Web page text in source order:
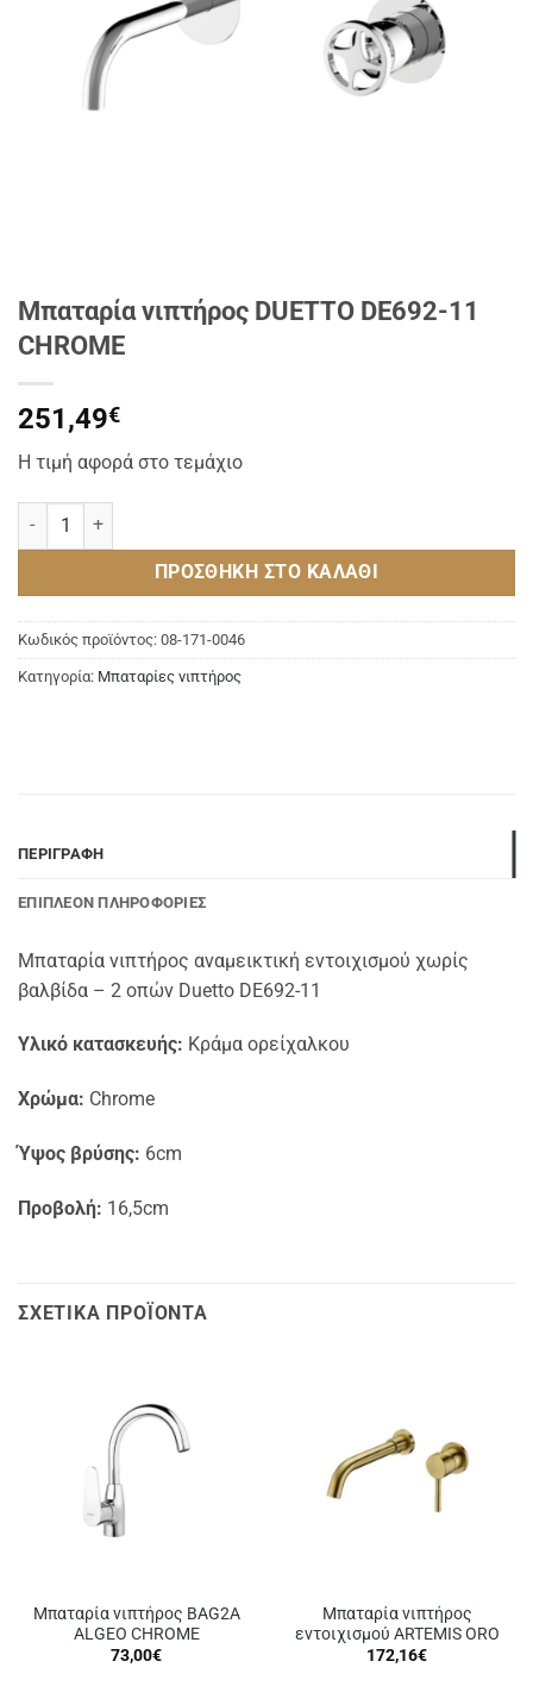
Μπαταρία νιπτήρος DUETTO DE692-11
CHROME
251,49€
Η τιμή αφορά στο τεμάχιο
Μπαταρία νιπτήρος DUETTO DE692-11 CHROME ποσότητα
ΠΡΟΣΘΉΚΗ ΣΤΟ ΚΑΛΆΘΙ
Κωδικός προϊόντος: 08-171-0046
Κατηγορία: Μπαταρίες νιπτήρος
ΠΕΡΙΓΡΑΦΉ
ΕΠΙΠΛΈΟΝ ΠΛΗΡΟΦΟΡΊΕΣ
Μπαταρία νιπτήρος αναμεικτική εντοιχισμού χωρίς
βαλβίδα – 2 οπών Duetto DE692-11
Υλικό κατασκευής: Κράμα ορείχαλκου
Χρώμα: Chrome
Ύψος βρύσης: 6cm
Προβολή: 16,5cm
ΣΧΕΤΙΚΆ ΠΡΟΪΌΝΤΑ
Μπαταρία νιπτήρος BAG2A
ALGEO CHROME
73,00€
Μπαταρία νιπτήρος
εντοιχισμού ARTEMIS ORO
172,16€